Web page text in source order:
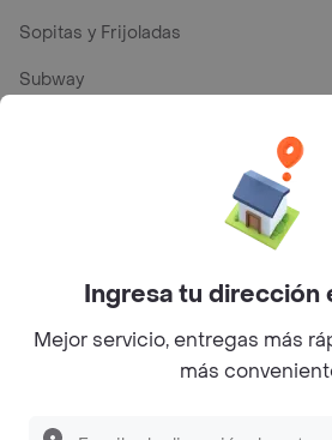
Sopitas y Frijoladas
Subway
En los mas de 68 opiniones de
realizadas pidiendo a domicilio de
calificaron con un promedio de 4.5
importantes en Cali con 4.5 de
Ingresa tu dirección
Mejor servicio, entregas más
más